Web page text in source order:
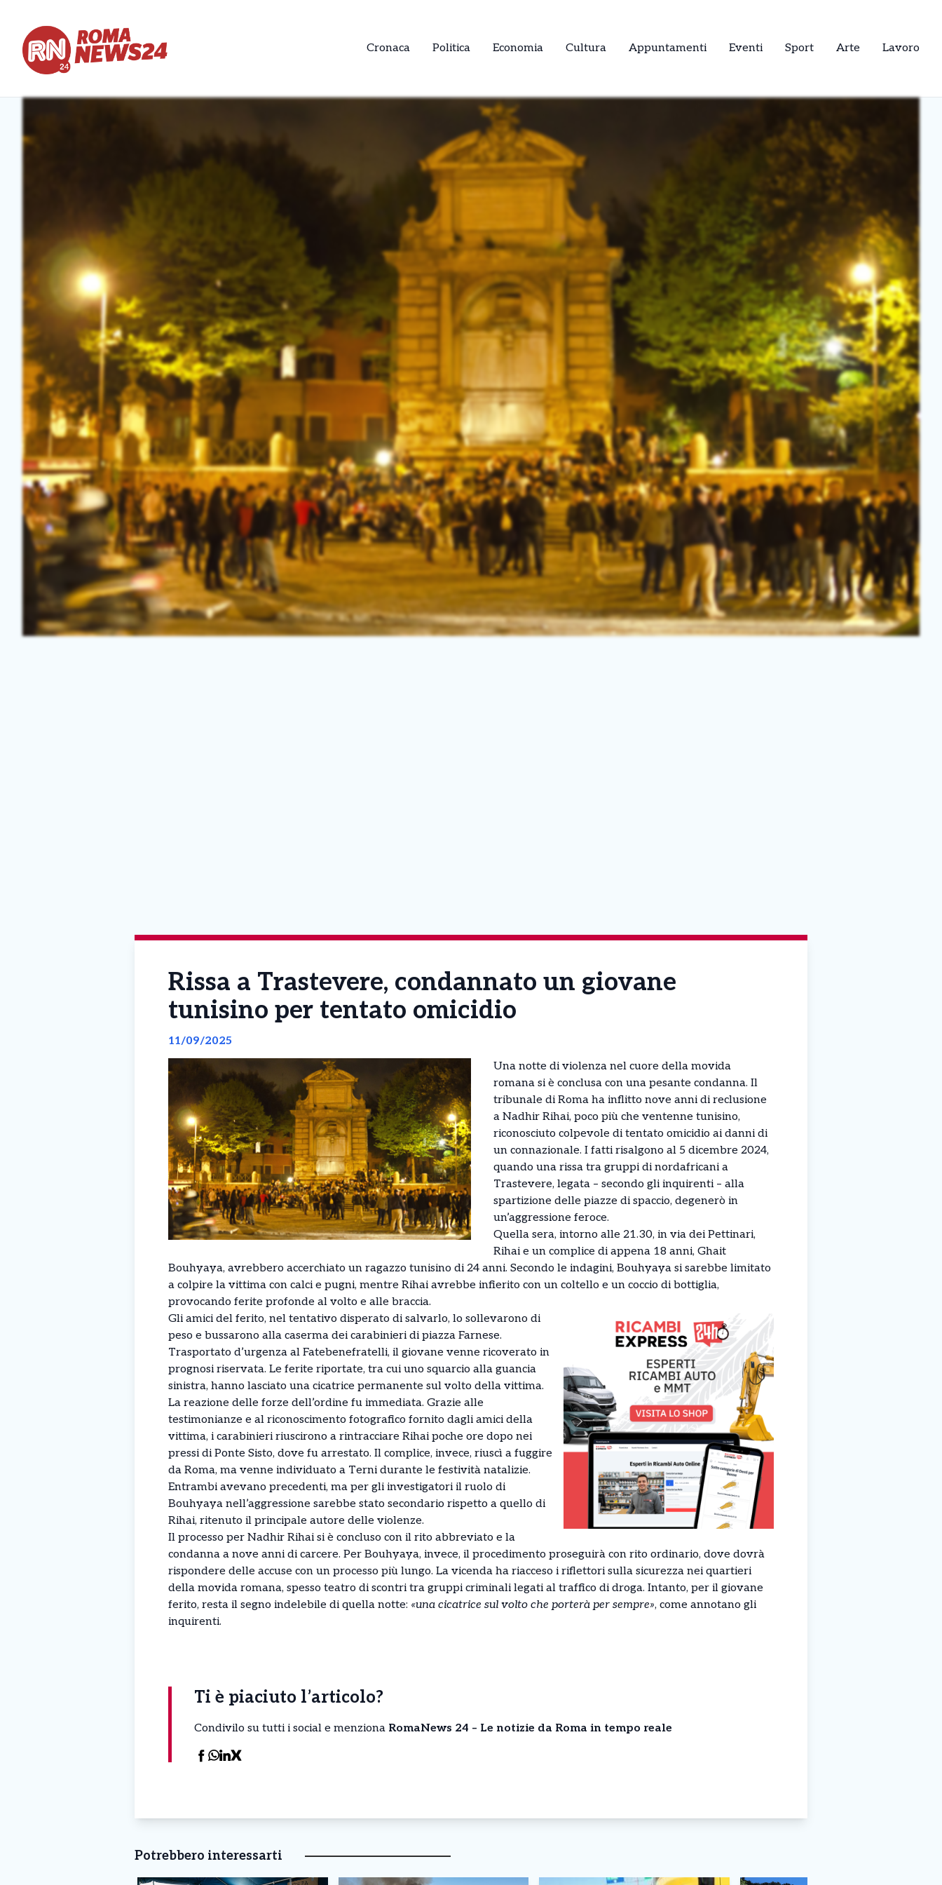
Cronaca Politica Economia Cultura Appuntamenti Eventi Sport Arte Lavoro
Rissa a Trastevere, condannato un giovane
tunisino per tentato omicidio
11/09/2025
Una notte di violenza nel cuore della movida
romana si è conclusa con una pesante condanna. Il
tribunale di Roma ha inflitto nove anni di reclusione
a Nadhir Rihai, poco più che ventenne tunisino,
riconosciuto colpevole di tentato omicidio ai danni di
un connazionale. I fatti risalgono al 5 dicembre 2024,
quando una rissa tra gruppi di nordafricani a
Trastevere, legata – secondo gli inquirenti – alla
spartizione delle piazze di spaccio, degenerò in
un’aggressione feroce.
Quella sera, intorno alle 21.30, in via dei Pettinari,
Rihai e un complice di appena 18 anni, Ghait
Bouhyaya, avrebbero accerchiato un ragazzo tunisino di 24 anni. Secondo le indagini, Bouhyaya si sarebbe limitato
a colpire la vittima con calci e pugni, mentre Rihai avrebbe infierito con un coltello e un coccio di bottiglia,
provocando ferite profonde al volto e alle braccia.
Gli amici del ferito, nel tentativo disperato di salvarlo, lo sollevarono di
peso e bussarono alla caserma dei carabinieri di piazza Farnese.
Trasportato d’urgenza al Fatebenefratelli, il giovane venne ricoverato in
prognosi riservata. Le ferite riportate, tra cui uno squarcio alla guancia
sinistra, hanno lasciato una cicatrice permanente sul volto della vittima.
La reazione delle forze dell’ordine fu immediata. Grazie alle
testimonianze e al riconoscimento fotografico fornito dagli amici della
vittima, i carabinieri riuscirono a rintracciare Rihai poche ore dopo nei
pressi di Ponte Sisto, dove fu arrestato. Il complice, invece, riuscì a fuggire
da Roma, ma venne individuato a Terni durante le festività natalizie.
Entrambi avevano precedenti, ma per gli investigatori il ruolo di
Bouhyaya nell’aggressione sarebbe stato secondario rispetto a quello di
Rihai, ritenuto il principale autore delle violenze.
Il processo per Nadhir Rihai si è concluso con il rito abbreviato e la
condanna a nove anni di carcere. Per Bouhyaya, invece, il procedimento proseguirà con rito ordinario, dove dovrà
rispondere delle accuse con un processo più lungo. La vicenda ha riacceso i riflettori sulla sicurezza nei quartieri
della movida romana, spesso teatro di scontri tra gruppi criminali legati al traffico di droga. Intanto, per il giovane
ferito, resta il segno indelebile di quella notte: «una cicatrice sul volto che porterà per sempre», come annotano gli
inquirenti.
Ti è piaciuto l’articolo?
Condivilo su tutti i social e menziona RomaNews 24 – Le notizie da Roma in tempo reale
Potrebbero interessarti